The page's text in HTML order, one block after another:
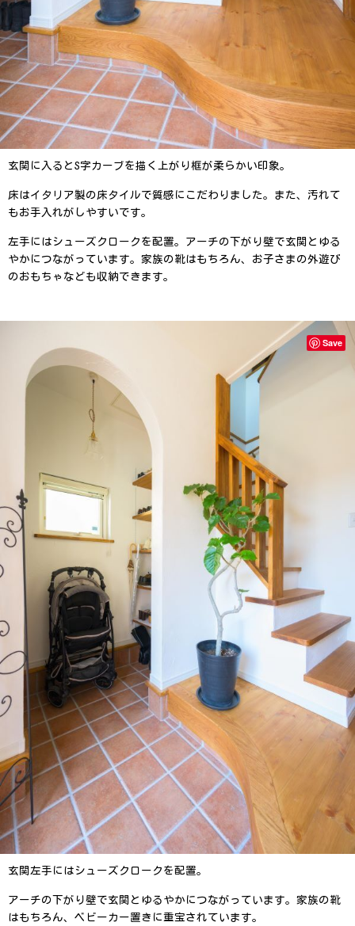
玄関に入るとS字カーブを描く上がり框が柔らかい印象。
床はイタリア製の床タイルで質感にこだわりました。 また、汚れて
もお手入れがしやすいです。
左手にはシューズクロークを配置。アーチの下がり壁で玄関とゆる
やかにつながっています。家族の靴はもちろん、お子さまの外遊び
のおもちゃなども収納できます。
玄関左手にはシューズクロークを配置。
アーチの下がり壁で玄関とゆるやかにつながっています。家族の靴
はもちろん、ベビーカー置きに重宝されています。
Save